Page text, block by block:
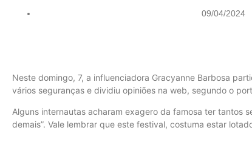
09/04/2024
Neste domingo, 7, a influenciadora Gracyanne Barbosa
vários seguranças e dividiu opiniões na web, segundo o
Alguns internautas acharam exagero da famosa ter tantos
demais”. Vale lembrar que este festival, costuma estar